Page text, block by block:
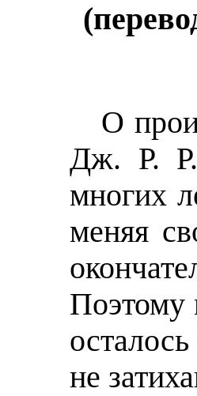
О
Дж. Р. Р.
многих
меняя
Поэтому
не